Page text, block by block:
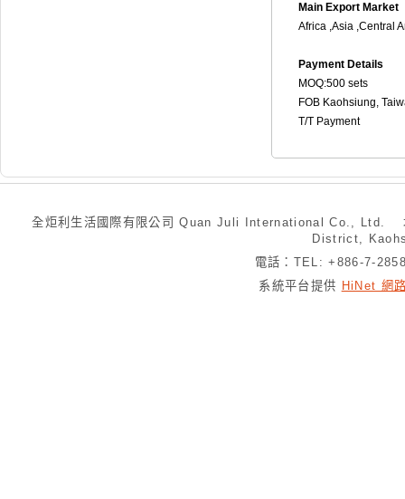
Main Export Market
Africa ,Asia ,Central
Payment Details
MOQ:500 sets
FOB Kaohsiung,
T/T Payment
全炬利生活國際有限公司 Quan Juli International Co., Ltd.
District,
電話：TEL: +886-7-
系統平台提供 HiNet 網